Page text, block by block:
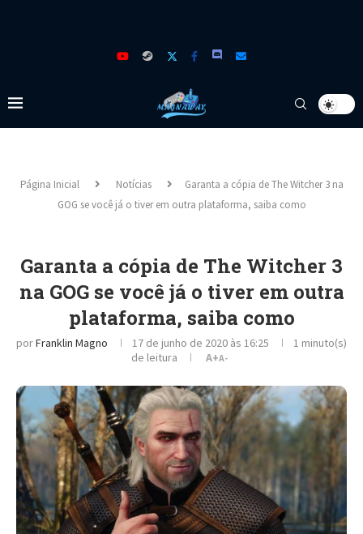
Página Inicial Notícias
Garanta a cópia de The Witcher 3 na
GOG se você já o tiver em outra plataforma, saiba como
Garanta a cópia de The Witcher 3
na GOG se você já o tiver em outra
plataforma, saiba como
porFranklin Magno 17 de junho de 2020 às 16:25
1 minuto(s)
de leitura
A+A-